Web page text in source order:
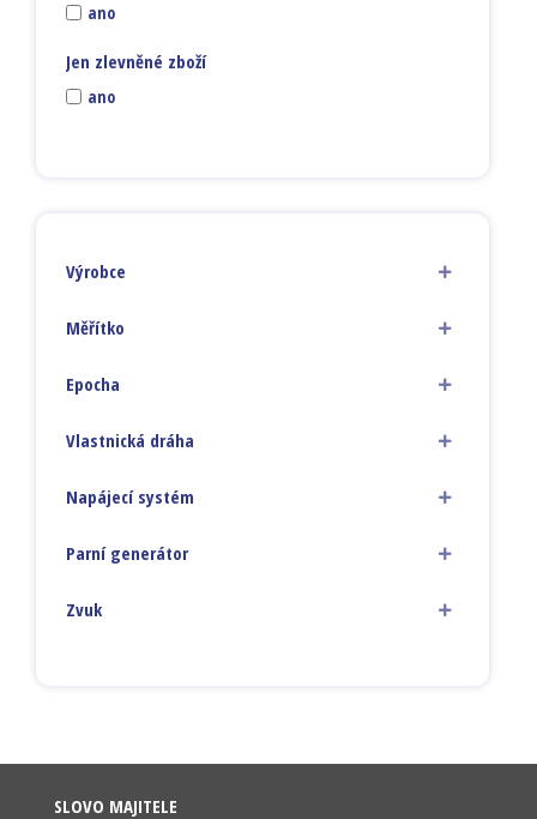
ano
Jen zlevněné zboží
ano
Výrobce
Měřítko
Epocha
Vlastnická dráha
Napájecí systém
Parní generátor
Zvuk
SLOVO MAJITELE